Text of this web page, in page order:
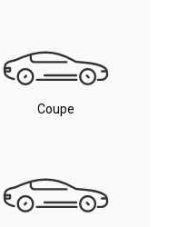
Coupe